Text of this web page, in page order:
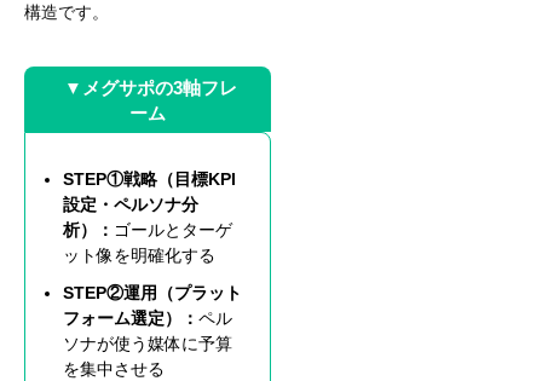
構造です。
▼メグサポの3軸フレ
ーム
STEP①戦略（目標KPI
設定・ペルソナ分
析）： ゴールとターゲ
ット像を明確化する
STEP②運用（プラット
フォーム選定）： ペル
ソナが使う媒体に予算
を集中させる